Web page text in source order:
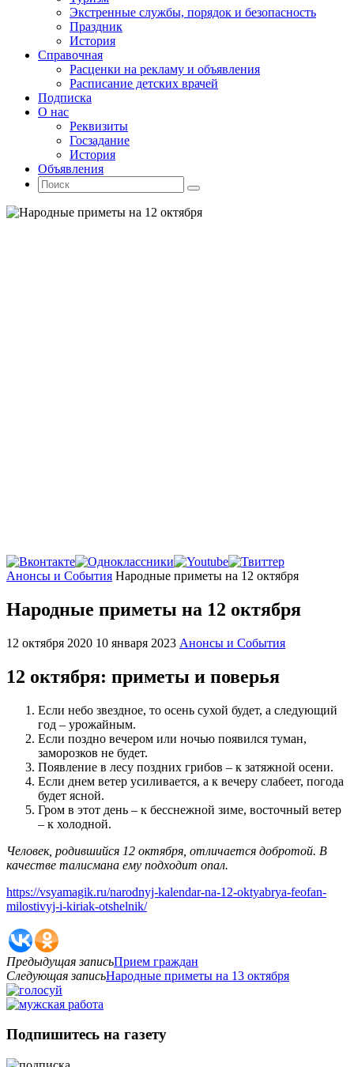
Экстренные службы, порядок и безопасность
Праздник
История
Справочная
Расценки на рекламу и объявления
Расписание детских врачей
Подписка
О нас
Реквизиты
Госзадание
История
Объявления
Поиск
Искать:
Поиск
Главная
Анонсы и События Народные приметы на 12 октября
Народные приметы на 12 октября
12 октября 2020 10 января 2023 Анонсы и События
12 октября: приметы и поверья
Если небо звездное, то осень сухой будет, а следующий
год – урожайным.
Если поздно вечером или ночью появился туман,
заморозков не будет.
Появление в лесу поздних грибов – к затяжной осени.
Если днем ветер усиливается, а к вечеру слабеет, погода
будет ясной.
Гром в этот день – к бесснежной зиме, восточный ветер
– к холодной.
Человек, родившийся 12 октября, отличается добротой. В
качестве талисмана ему подходит опал.
https://vsyamagik.ru/narodnyj-kalendar-na-12-oktyabrya-feofan-
milostivyj-i-kiriak-otshelnik/
Предыдущая записьПрием граждан
Следующая записьНародные приметы на 13 октября
Подпишитесь на газету